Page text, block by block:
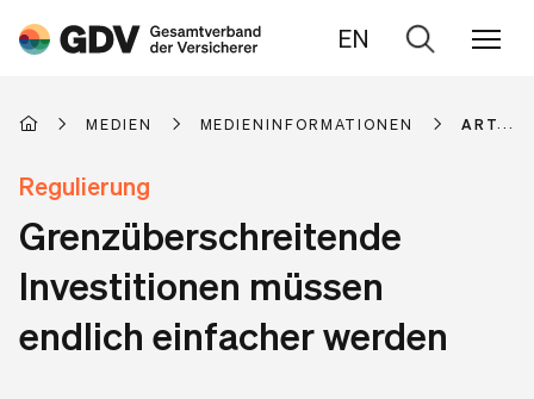
EN
Zur
MEDIEN MEDIENINFORMATIONEN
Regulierung
Grenzüberschreitende
Investitionen müssen
endlich einfacher werden